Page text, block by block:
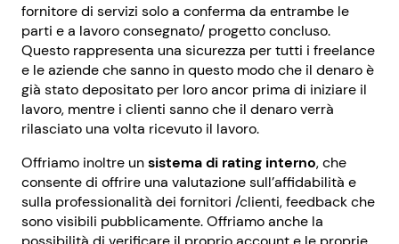
fornitore di servizi solo a conferma da entrambe le
parti e a lavoro consegnato/ progetto concluso.
Questo rappresenta una sicurezza per tutti i freelance
e le aziende che sanno in questo modo che il denaro è
già stato depositato per loro ancor prima di iniziare il
lavoro, mentre i clienti sanno che il denaro verrà
rilasciato una volta ricevuto il lavoro.
Offriamo inoltre unsistema di rating interno, che
consente di offrire una valutazione sull’affidabilità e
sulla professionalità dei fornitori /clienti, feedback che
sono visibili pubblicamente. Offriamo anche la